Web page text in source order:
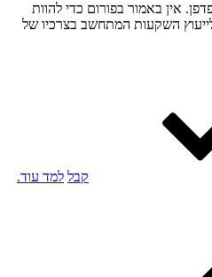
אין באמור בפורום כדי להוות
השקעות המתחשב בצרכיו של
קבל למד עוד.